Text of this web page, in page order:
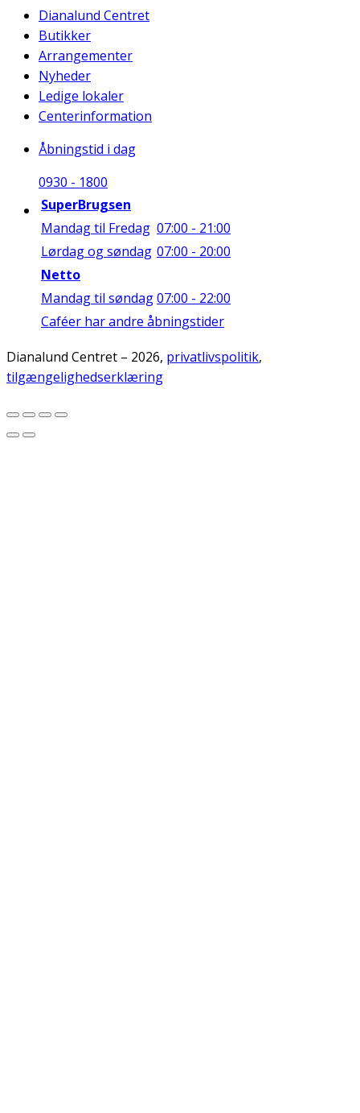
Dianalund Centret
Butikker
Arrangementer
Nyheder
Ledige lokaler
Centerinformation
Åbningstid i dag
0930 - 1800
SuperBrugsen
Mandag til Fredag 07:00 - 21:00
Lørdag og søndag 07:00 - 20:00
Netto
Mandag til søndag07:00 - 22:00
Caféer har andre åbningstider
Dianalund Centret – 2026, privatlivspolitik,
tilgængelighedserklæring